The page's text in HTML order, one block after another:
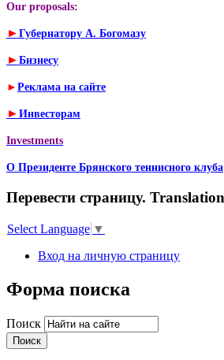
Our proposals:
► Губернатору А. Богомазу
► Бизнесу
► Реклама на сайте
► Инвесторам
Investments
О Президенте Брянского теннисного клуба
Перевести страницу. Translation
Select Language ▼
Вход на личную страницу
Форма поиска
Поиск